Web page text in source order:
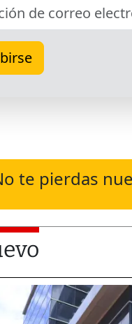
te pierdas